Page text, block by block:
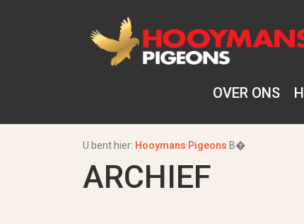
OVER ONS
U bent hier: Hooymans Pigeons В�
ARCHIEF